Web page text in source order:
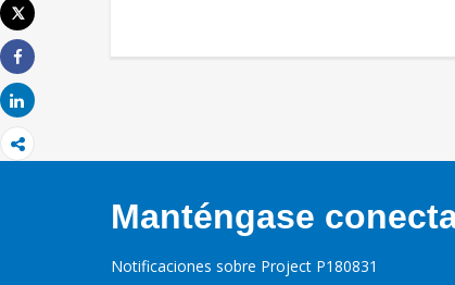
Imprimir
Tweet
Share
Share
Manténgase
Notificaciones sobre Project P180831